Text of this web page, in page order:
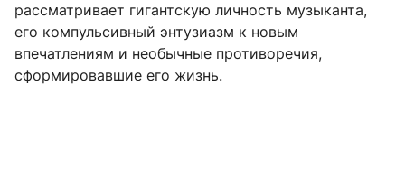
рассматривает гигантскую личность музыканта,
его компульсивный энтузиазм к новым
впечатлениям и необычные противоречия,
сформировавшие его жизнь.